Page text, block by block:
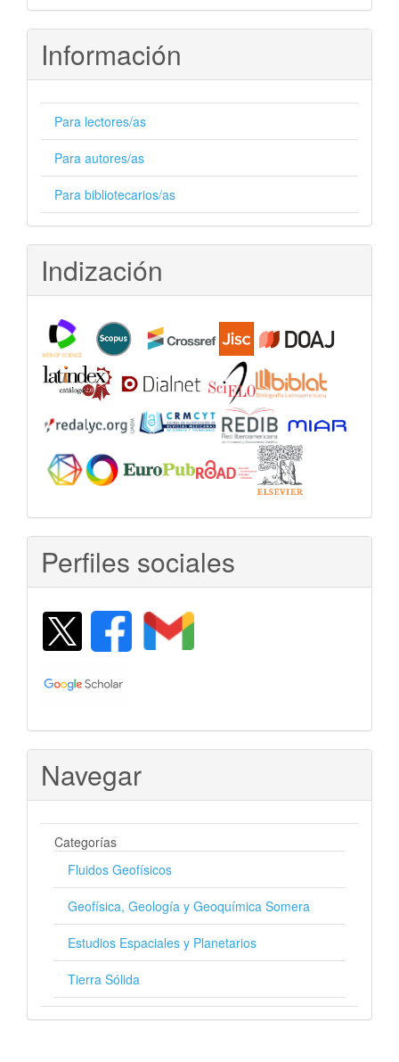
Información
Para lectores/as
Para autores/as
Para bibliotecarios/as
Indización
Perfiles sociales
Navegar
Categorías
Fluidos Geofísicos
Geofísica, Geología y Geoquímica Somera
Estudios Espaciales y Planetarios
Tierra Sólida